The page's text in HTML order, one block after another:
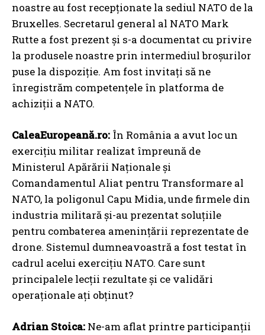
noastre au fost recepționate la sediul NATO de la
Bruxelles. Secretarul general al NATO Mark
Rutte a fost prezent și s-a documentat cu privire
la produsele noastre prin intermediul broșurilor
puse la dispoziție. Am fost invitați să ne
înregistrăm competențele în platforma de
achiziții a NATO.
CaleaEuropeană.ro: În România a avut loc un
exercițiu militar realizat împreună de
Ministerul Apărării Naționale și
Comandamentul Aliat pentru Transformare al
NATO, la poligonul Capu Midia, unde firmele din
industria militară și-au prezentat soluțiile
pentru combaterea amenințării reprezentate de
drone. Sistemul dumneavoastră a fost testat în
cadrul acelui exercițiu NATO. Care sunt
principalele lecții rezultate și ce validări
operaționale ați obținut?
Adrian Stoica: Ne-am aflat printre participanții